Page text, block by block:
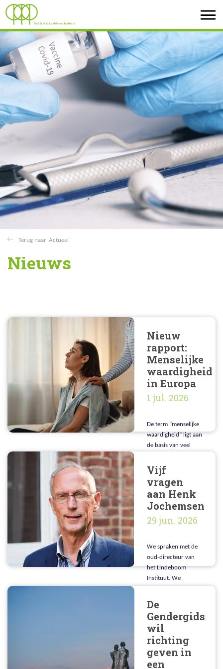
Actueel
Nieuws
Nieuw
rapport:
Menselijke
waardigheid
in Europa
1 jul. 2026
De term “menselijke
waardigheid” ligt aan
de basis van veel
en maatschappelijke
discussies, toch blijkt
dat deze term
allesbehalve
eenduidig is
Vijf
vragen
aan Henk
Jochemsen
29 jun. 2026
We spraken met de
oud-directeur van
het Lindeboom
Instituut. We
kansen en blinde
vlekken ziet, welke
denker of welk boek
zijn denken heeft
gevormd en meer.
De
Gendergids
wil
richting
geven in
een